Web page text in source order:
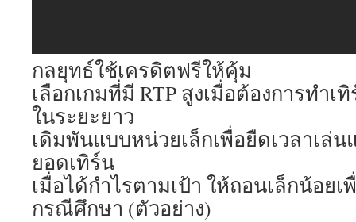
กลยุทธ์ใช้เครดิตฟรีให้คุ้ม
เลือกเกมที่มี RTP สูงเมื่อต้องการทำ
ในระยะยาว
เดิมพันแบบหน่วยเล็กเพื่อยืดเวลาเล่
ยอดเทิร์น
เมื่อได้กำไรตามเป้า ให้ถอนเล็กน้อยเ
กรณีศึกษา (ตัวอย่าง)